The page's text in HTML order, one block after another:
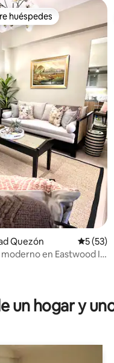
5, 84 reseñas
preferido
huéspedes
Quezón
5 (53)
moderno en Eastwood I
un hogar y